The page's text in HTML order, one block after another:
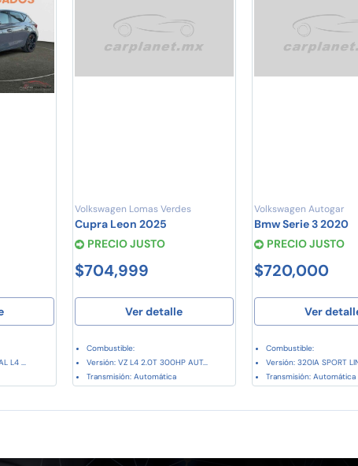
L4 ...
Volkswagen Lomas Verdes
Cupra Leon 2025
PRECIO JUSTO
$704,999
Ver detalle
Combustible:
Versión: VZ L4 2.0T 300HP AUT...
Transmisión: Automática
Volkswagen Autogar
Bmw Serie 3 2020
PRECIO JUSTO
$720,000
Ver
Combustible:
Versión: 320IA SPORT
Transmisión: Automática